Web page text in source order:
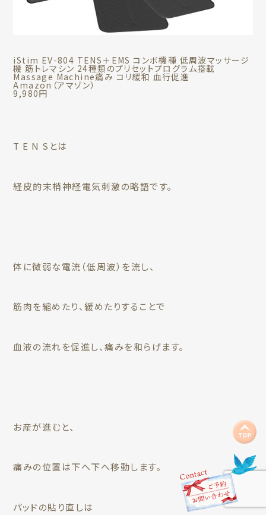
iStim EV-804 TENS＋EMS コンボ機種 低周波マッサージ
機 筋トレマシン 24種類のプリセットプログラム搭載
Massage Machine痛み コリ緩和 血行促進
Amazon（アマゾン）
9,980円
T E N Sとは
経皮的末梢神経電気刺激の略語です。
体に微弱な電流（低周波）を流し、
筋肉を縮めたり、緩めたりすることで
血液の流れを促進し、痛みを和らげます。
お産が進むと、
痛みの位置は下へ下へ移動します。
パッドの貼り直しは